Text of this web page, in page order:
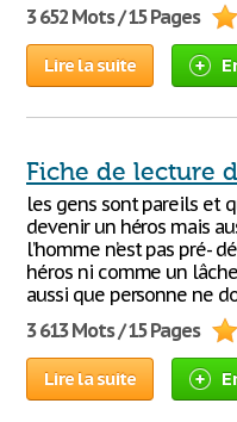
3 652 Mots / 15 Pages
Lire la suite
Fiche de lecture
les gens sont pareils et
devenir un héros mais
l’homme n’est pas pré-
héros ni comme un
aussi que personne ne
3 613 Mots / 15 Pages
Lire la suite